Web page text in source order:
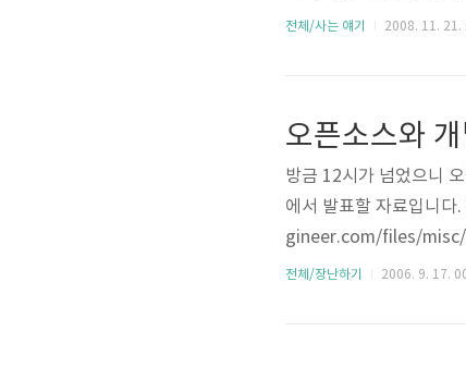
전체/사는 얘기 2008. 11. 21.
오픈소스와
방금 12시가 넘었으니
에서 발표할 자료입
gineer.com/files/misc/
펴보면서, 회사 프로세
전체/장난하기 2006. 9. 17.